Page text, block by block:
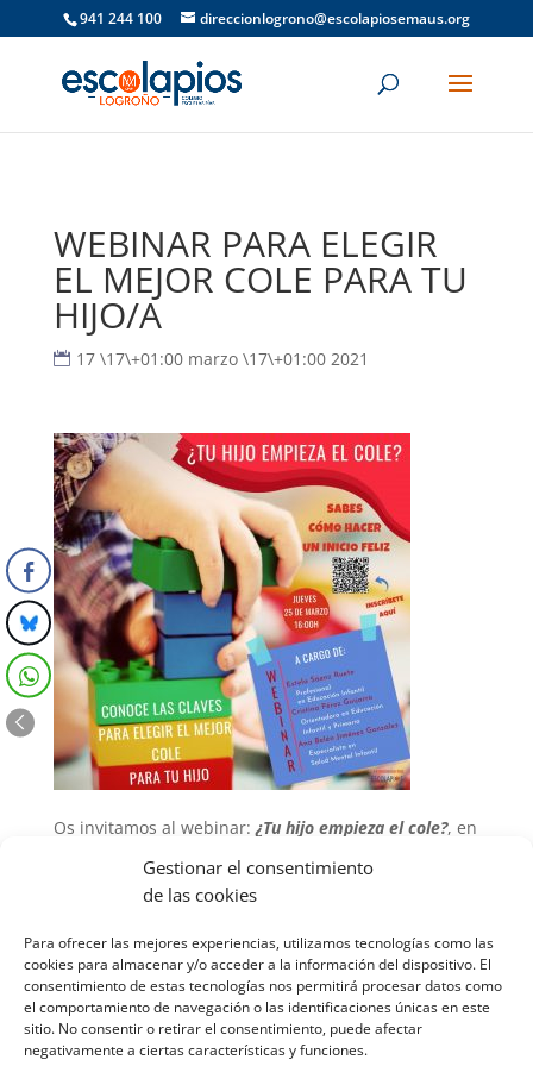
Gestionar el consentimiento
de las cookies
Para ofrecer las mejores experiencias, utilizamos tecnologías como las
cookies para almacenar y/o acceder a la información del dispositivo. El
consentimiento de estas tecnologías nos permitirá procesar datos como
el comportamiento de navegación o las identificaciones únicas en este
sitio. No consentir o retirar el consentimiento, puede afectar
negativamente a ciertas características y funciones.
941 244 100 direccionlogrono@escolapiosemaus.org
WEBINAR PARA ELEGIR
EL MEJOR COLE PARA TU
HIJO/A
17 \17\+01:00 marzo \17\+01:00 2021
Os invitamos al webinar:¿Tu hijo empieza el cole?, en
donde os enseñaremos las pautas para elegir el
colegio más adecuado para vuestros hijos/as y cómo
ayudar a que su inicio sea feliz, siguiendo su ritmo
evolutivo y de aprendizaje.
LO PUEDE VISUALIZAR EN:PINCHA AQUÍ.